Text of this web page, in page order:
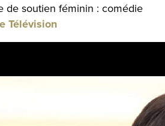
de soutien féminin : comédie
Télévision